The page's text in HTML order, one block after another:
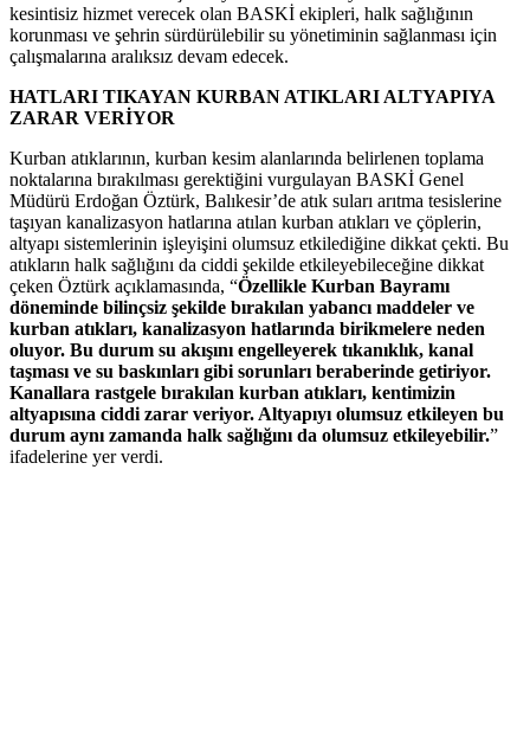
kesintisiz hizmet verecek olan BASKİ ekipleri, halk sağlığının
korunması ve şehrin sürdürülebilir su yönetiminin sağlanması için
çalışmalarına aralıksız devam edecek.
HATLARI TIKAYAN KURBAN ATIKLARI ALTYAPIYA
ZARAR VERİYOR
Kurban atıklarının, kurban kesim alanlarında belirlenen toplama
noktalarına bırakılması gerektiğini vurgulayan BASKİ Genel
Müdürü Erdoğan Öztürk, Balıkesir’de atık suları arıtma tesislerine
taşıyan kanalizasyon hatlarına atılan kurban atıkları ve çöplerin,
altyapı sistemlerinin işleyişini olumsuz etkilediğine dikkat çekti. Bu
atıkların halk sağlığını da ciddi şekilde etkileyebileceğine dikkat
çeken Öztürk açıklamasında, “Özellikle Kurban Bayramı
döneminde bilinçsiz şekilde bırakılan yabancı maddeler ve
kurban atıkları, kanalizasyon hatlarında birikmelere neden
oluyor. Bu durum su akışını engelleyerek tıkanıklık, kanal
taşması ve su baskınları gibi sorunları beraberinde getiriyor.
Kanallara rastgele bırakılan kurban atıkları, kentimizin
altyapısına ciddi zarar veriyor. Altyapıyı olumsuz etkileyen bu
durum aynı zamanda halk sağlığını da olumsuz etkileyebilir.”
ifadelerine yer verdi.